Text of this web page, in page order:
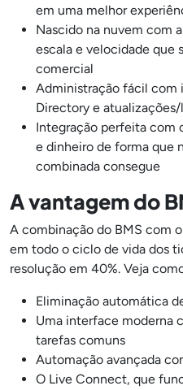
em uma melhor
Nascido na nuvem com
escala e velocidade que
comercial
Administração fácil com
Directory e
Integração perfeita com
e dinheiro de forma que
combinada consegue
A vantagem do
A combinação do BMS com
em todo o ciclo de vida dos
resolução em 40%. Veja
Eliminação automática
Uma interface moderna
tarefas comuns
Automação avançada
O Live Connect, que